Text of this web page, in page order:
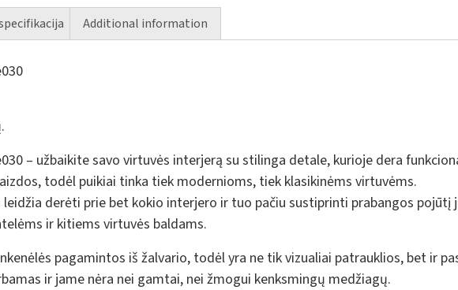
Additional information
– užbaikite savo virtuvės interjerą su stilinga detale, kurioje dera
todėl puikiai tinka tiek modernioms, tiek klasikinėms virtuvėms.
derėti prie bet kokio interjero ir tuo pačiu sustiprinti prabangos pojūtį
ir kitiems virtuvės baldams.
pagamintos iš žalvario, todėl yra ne tik vizualiai patrauklios, bet ir
ir jame nėra nei gamtai, nei žmogui kenksmingų medžiagų.